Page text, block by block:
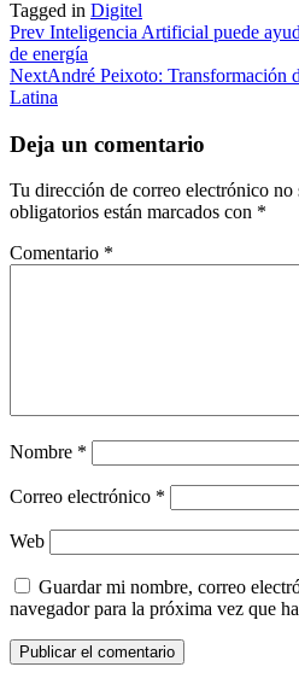
Tagged in Digitel
Prev Inteligencia Artificial puede
de energía
NextAndré Peixoto: Transformación
Latina
Deja un comentario
Tu dirección de correo electrónico no
obligatorios están marcados con *
Comentario *
Nombre *
Correo electrónico *
Web
Guardar mi nombre, correo
navegador para la próxima vez que